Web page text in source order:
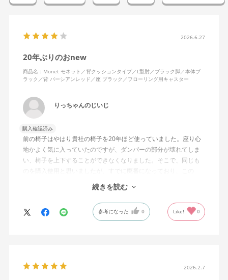
2026.6.27
20年ぶりのおnew
商品名：Monet モネット／背クッションタイプ／L型肘／ブラック脚／本体ブ
ラック／背 パーシアンレッド／座 ブラック／フローリング用キャスター
りっちゃんのじいじ
購入確認済み
前の椅子はやはり貴社の椅子を20年ほど使っていました。座り心
地かよく気に入っていたのですが、ダンパーの部分が壊れてしま
い、椅子を上下することができなくなりました。そこで、同じも
のを購入使用と思いましたが、すでに廃番になっており、この
MonEtを購入しました。やや固めの椅子ですが、使っているうち
になじんでくるのではと思っています。フローリング床で使って
いますが、ややキャスターがよく動きすぎるのが難点でしょう
か。
続きを読む
参考になった 0 Like! 0
2026.2.7